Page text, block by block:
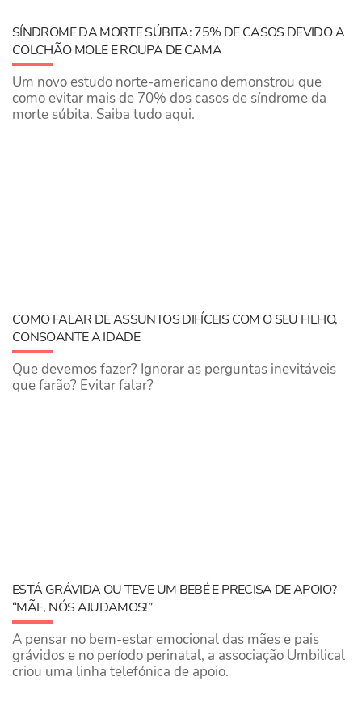
SÍNDROME DA MORTE SÚBITA: 75% DE CASOS DEVIDO A
COLCHÃO MOLE E ROUPA DE CAMA
Um novo estudo norte-americano demonstrou que
como evitar mais de 70% dos casos de síndrome da
morte súbita. Saiba tudo aqui.
COMO FALAR DE ASSUNTOS DIFÍCEIS COM O SEU FILHO,
CONSOANTE A IDADE
Que devemos fazer? Ignorar as perguntas inevitáveis
que farão? Evitar falar?
ESTÁ GRÁVIDA OU TEVE UM BEBÉ E PRECISA DE APOIO?
“MÃE, NÓS AJUDAMOS!”
A pensar no bem-estar emocional das mães e pais
grávidos e no período perinatal, a associação Umbilical
criou uma linha telefónica de apoio.